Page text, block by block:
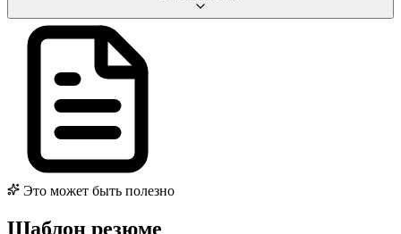
Это может быть полезно
Шаблон резюме